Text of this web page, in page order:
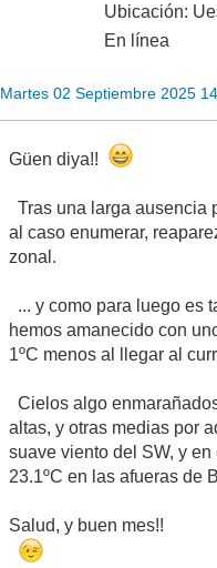
Ubicación:
En línea
Martes 02 Septiembre 2025
Güen diya!!
Tras una larga ausencia
al caso enumerar,
zonal.
... y como para luego es
hemos amanecido con
1ºC menos al llegar al
Cielos algo
altas, y otras medias por
suave viento del SW, y
23.1ºC en las afueras de
Salud, y buen mes!!